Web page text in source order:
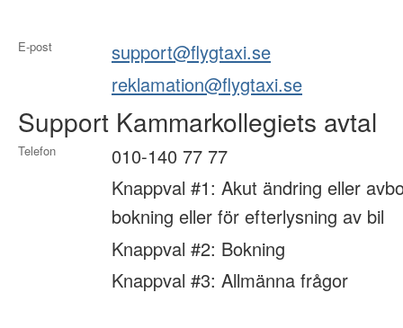
E-post
support@flygtaxi.se
reklamation@flygtaxi.se
Support Kammarkollegiets avtal
Telefon
010-140 77 77
Knappval #1: Akut ändring eller
bokning eller för efterlysning av bil
Knappval #2: Bokning
Knappval #3: Allmänna frågor